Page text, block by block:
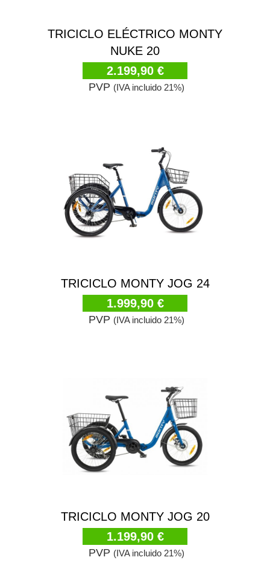
TRICICLO ELÉCTRICO MONTY
NUKE 20
2.199,90 €
PVP (IVA incluido 21%)
TRICICLO MONTY JOG 24
1.999,90 €
PVP (IVA incluido 21%)
TRICICLO MONTY JOG 20
1.199,90 €
PVP (IVA incluido 21%)